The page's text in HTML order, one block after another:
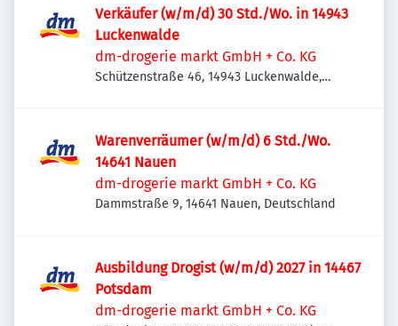
Verkäufer (w/m/d) 30 Std./Wo. in 14943
Luckenwalde
dm-drogerie markt GmbH + Co. KG
Schützenstraße 46, 14943 Luckenwalde,
Warenverräumer (w/m/d) 6 Std./Wo.
14641 Nauen
dm-drogerie markt GmbH + Co. KG
Dammstraße 9, 14641 Nauen, Deutschland
Ausbildung Drogist (w/m/d) 2027 in 14467
Potsdam
dm-drogerie markt GmbH + Co. KG